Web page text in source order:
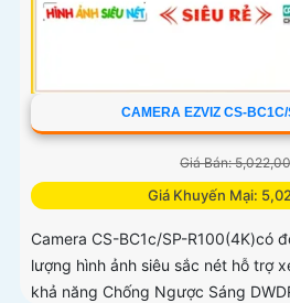
CAMERA EZVIZ CS-
Giá Bán:
Giá Khuyến Mại:
Camera CS-BC1c/SP-R100(4K)có
lượng hình ảnh siêu sắc nét hỗ trợ
khả năng Chống Ngược Sáng